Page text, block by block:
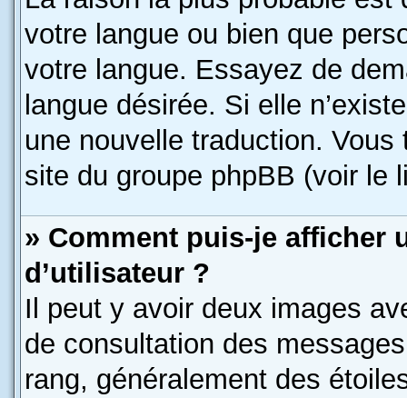
votre langue ou bien que
votre langue. Essayez de
langue désirée. Si elle
une nouvelle traduction.
site du groupe phpBB (voir le
» Comment puis-je afficher
d’utilisateur ?
Il peut y avoir deux images
de consultation des
rang, généralement des